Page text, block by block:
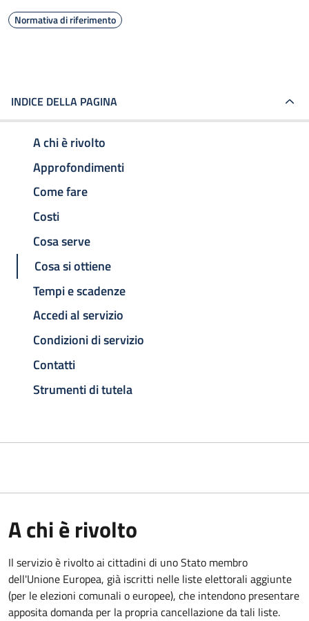
Normativa di riferimento
INDICE DELLA PAGINA
A chi è rivolto
Approfondimenti
Come fare
Costi
Cosa serve
Cosa si ottiene
Tempi e scadenze
Accedi al servizio
Condizioni di servizio
Contatti
Strumenti di tutela
A chi è rivolto
Il servizio è rivolto ai cittadini di uno Stato membro
dell'Unione Europea, già iscritti nelle liste elettorali aggiunte
(per le elezioni comunali o europee), che intendono presentare
apposita domanda per la propria cancellazione da tali liste.